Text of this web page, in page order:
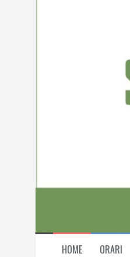
HOME ORARI